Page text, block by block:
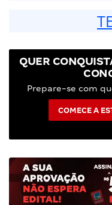
QUER
Prepare-se com
COMECE A